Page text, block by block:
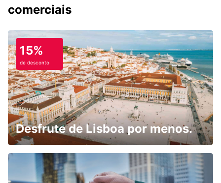
comerciais
15%
de desconto
Desfrute de Lisboa por menos.